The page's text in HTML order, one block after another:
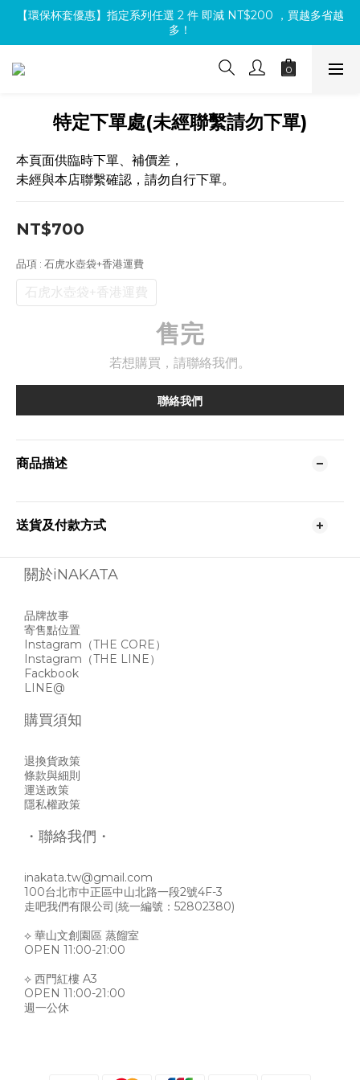
下單前先登入會員 🆓🚚全店消費滿$1000即享免運🚚🆓
【環保杯套優惠】指定系列任選 2 件 即減 NT$200 ，買越多省越
多！
【買包送氈】購買小方包、mini包系列，即贈魔鬼氈（隨機款式）
下單前先登入會員 🆓🚚全店消費滿$1000即享免運🚚🆓
特定下單處(未經聯繫請勿下單)
本頁面供臨時下單、補價差，
未經與本店聯繫確認，請勿自行下單。
NT$700
品項 : 石虎水壺袋+香港運費
石虎水壺袋+香港運費
售完
若想購買，請聯絡我們。
聯絡我們
商品描述
送貨及付款方式
關於iNAKATA
品牌故事
寄售點位置
Instagram （THE CORE）
Instagram （THE LINE）
Fackbook
LINE@
購買須知
退換貨政策
條款與細則
運送政策
隱私權政策
・聯絡我們・
inakata.tw@gmail.com
100台北市中正區中山北路一段2號4F-3
走吧我們有限公司(統一編號：52802380)
⟡ 華山文創園區 蒸餾室
OPEN 11:00-21:00
⟡ 西門紅樓 A3
OPEN 11:00-21:00
週一公休